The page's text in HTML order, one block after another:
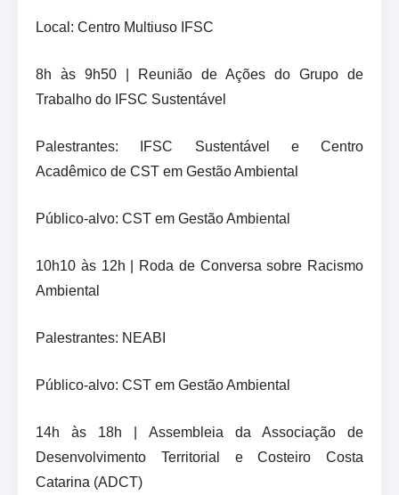
Local: Centro Multiuso IFSC
8h às 9h50 | Reunião de Ações do Grupo de
Trabalho do IFSC Sustentável
Palestrantes: IFSC Sustentável e Centro
Acadêmico de CST em Gestão Ambiental
Público-alvo: CST em Gestão Ambiental
10h10 às 12h | Roda de Conversa sobre Racismo
Ambiental
Palestrantes: NEABI
Público-alvo: CST em Gestão Ambiental
14h às 18h | Assembleia da Associação de
Desenvolvimento Territorial e Costeiro Costa
Catarina (ADCT)